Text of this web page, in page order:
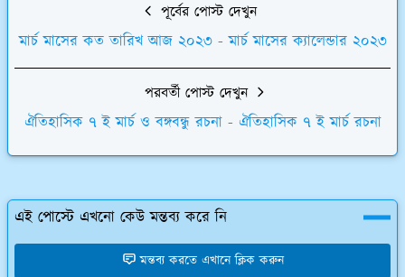
পূর্বের পোস্ট দেখুন
মার্চ মাসের কত তারিখ আজ ২০২৩ - মার্চ মাসের ক্যালেন্ডার ২০২৩
পরবর্তী পোস্ট দেখুন
ঐতিহাসিক ৭ ই মার্চ ও বঙ্গবন্ধু রচনা - ঐতিহাসিক ৭ ই মার্চ রচনা
এই পোস্টে এখনো কেউ মন্তব্য করে নি
মন্তব্য করতে এখানে ক্লিক করুন